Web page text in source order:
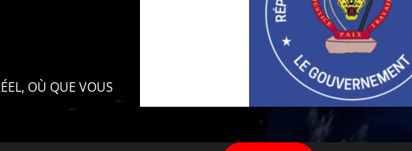
OÙ QUE VOUS